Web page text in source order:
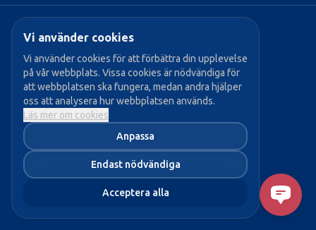
Vi använder cookies
Vi använder cookies för att förbättra din upplevelse
på vår webbplats. Vissa cookies är nödvändiga för
att webbplatsen ska fungera, medan andra hjälper
oss att analysera hur webbplatsen används.
Läs mer om cookies
Anpassa
Endast nödvändiga
Acceptera alla
Populära sidor:
→ Vår politik
→ Våra politiker
→ Bli medlem
→ Aktuellt